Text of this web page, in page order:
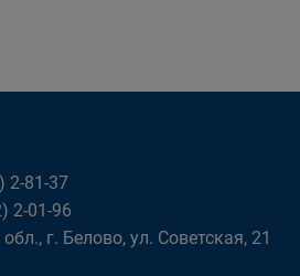
2-81-37
2-01-96
г. Белово, ул. Советская, 21